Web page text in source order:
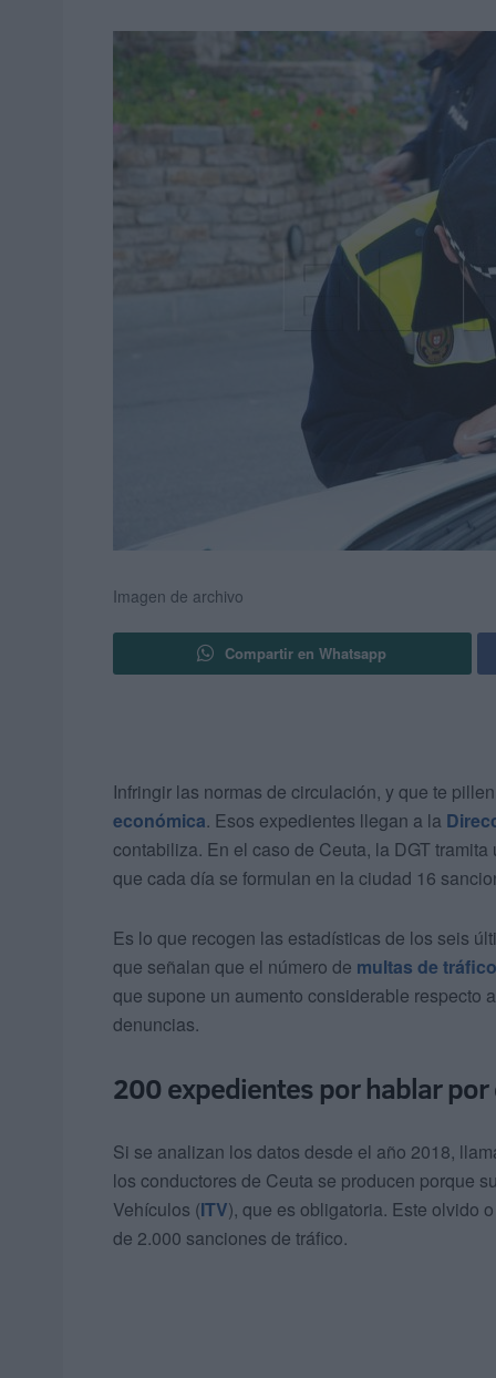
Imagen de archivo
Compartir en Whatsapp
Infringir las normas de circulación, y que te
económica. Esos expedientes llegan a la
contabiliza. En el caso de Ceuta, la DGT
que cada día se formulan en la ciudad 16
Es lo que recogen las estadísticas de los seis
que señalan que el número de multas de tráfico
que supone un aumento considerable respecto
denuncias.
200 expedientes por hablar por
Si se analizan los datos desde el año 2018,
los conductores de Ceuta se producen porque
Vehículos (ITV), que es obligatoria. Este olvido
de 2.000 sanciones de tráfico.